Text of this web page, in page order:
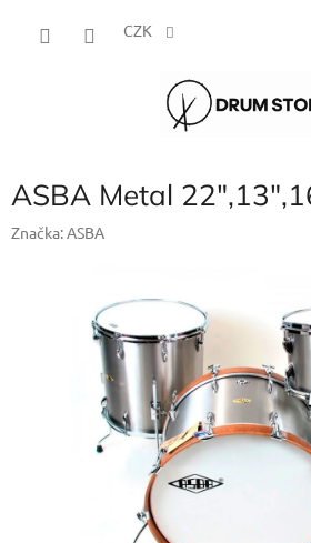
CZK
ASBA Metal
Značka:ASBA